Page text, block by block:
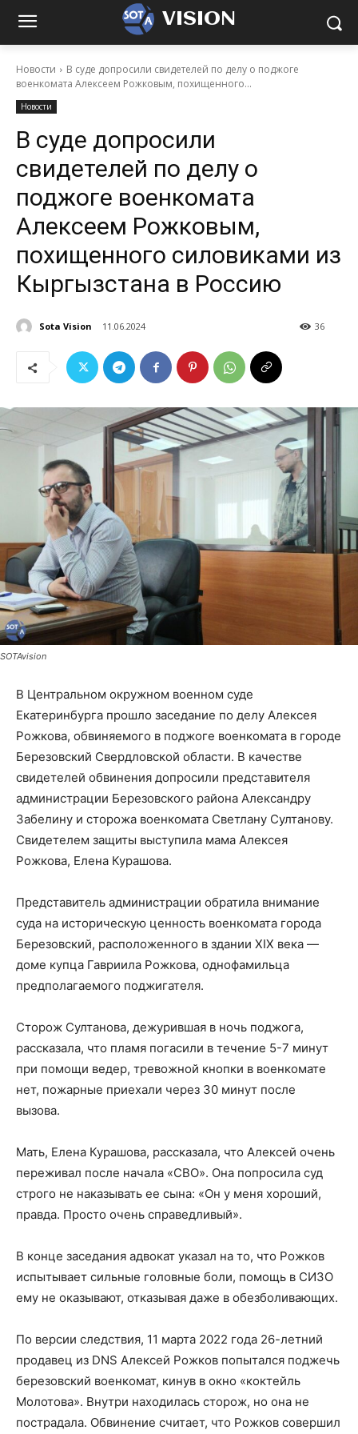
VISION
Новости
В суде допросили свидетелей по делу о поджоге
военкомата Алексеем Рожковым, похищенного...
Новости
В суде допросили
свидетелей по делу о
поджоге военкомата
Алексеем Рожковым,
похищенного силовиками из
Кыргызстана в Россию
Sota Vision 11.06.2024 36
SOTAvision
В Центральном окружном военном суде
Екатеринбурга прошло заседание по делу Алексея
Рожкова, обвиняемого в поджоге военкомата в городе
Березовский Свердловской области. В качестве
свидетелей обвинения допросили представителя
администрации Березовского района Александру
Забелину и сторожа военкомата Светлану Султанову.
Свидетелем защиты выступила мама Алексея
Рожкова, Елена Курашова.
Представитель администрации обратила внимание
суда на историческую ценность военкомата города
Березовский, расположенного в здании XIX века —
доме купца Гавриила Рожкова, однофамильца
предполагаемого поджигателя.
Сторож Султанова, дежурившая в ночь поджога,
рассказала, что пламя погасили в течение 5-7 минут
при помощи ведер, тревожной кнопки в военкомате
нет, пожарные приехали через 30 минут после
вызова.
Мать, Елена Курашова, рассказала, что Алексей очень
переживал после начала «СВО». Она попросила суд
строго не наказывать ее сына: «Он у меня хороший,
правда. Просто очень справедливый».
В конце заседания адвокат указал на то, что Рожков
испытывает сильные головные боли, помощь в СИЗО
ему не оказывают, отказывая даже в обезболивающих.
По версии следствия, 11 марта 2022 года 26-летний
продавец из DNS Алексей Рожков попытался поджечь
березовский военкомат, кинув в окно «коктейль
Молотова». Внутри находилась сторож, но она не
пострадала. Обвинение считает, что Рожков совершил